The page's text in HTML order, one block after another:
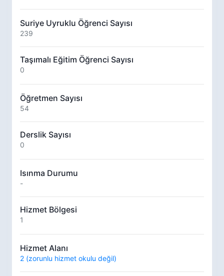
Suriye Uyruklu Öğrenci Sayısı
239
Taşımalı Eğitim Öğrenci Sayısı
0
Öğretmen Sayısı
54
Derslik Sayısı
0
Isınma Durumu
-
Hizmet Bölgesi
1
Hizmet Alanı
2 (zorunlu hizmet okulu değil)